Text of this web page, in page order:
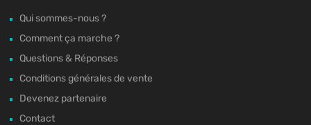
Qui sommes-nous ?
Comment ça marche ?
Questions & Réponses
Conditions générales de vente
Devenez partenaire
Contact